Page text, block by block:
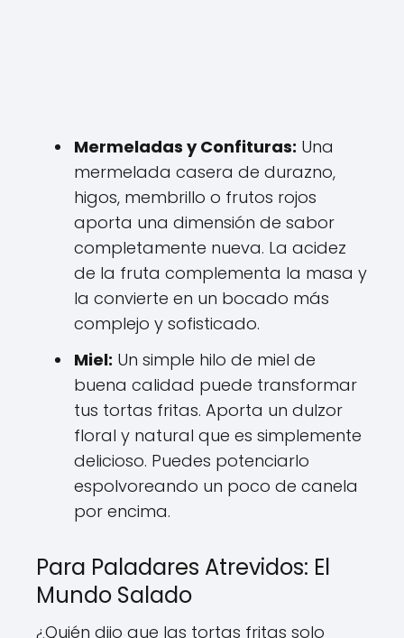
Mermeladas y Confituras: Una
mermelada casera de durazno,
higos, membrillo o frutos rojos
aporta una dimensión de sabor
completamente nueva. La acidez
de la fruta complementa la masa y
la convierte en un bocado más
complejo y sofisticado.
Miel: Un simple hilo de miel de
buena calidad puede transformar
tus tortas fritas. Aporta un dulzor
floral y natural que es simplemente
delicioso. Puedes potenciarlo
espolvoreando un poco de canela
por encima.
Para Paladares Atrevidos: El
Mundo Salado
¿Quién dijo que las tortas fritas solo